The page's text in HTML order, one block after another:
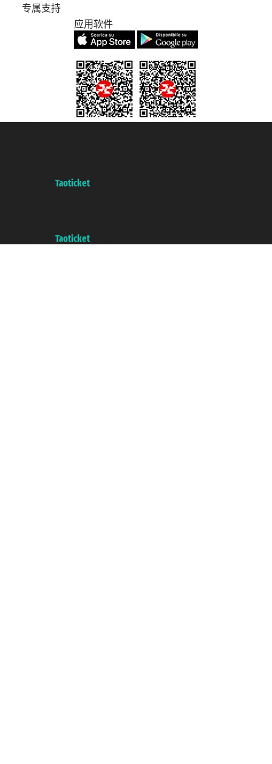
专属支持
应用软件
Taoticket
Taoticket